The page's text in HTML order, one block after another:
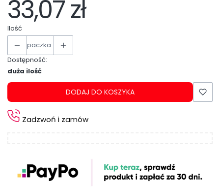
33,07 zł
Ilość
paczka
Dostępność:
duża ilość
DODAJ DO KOSZYKA
Zadzwoń i zamów